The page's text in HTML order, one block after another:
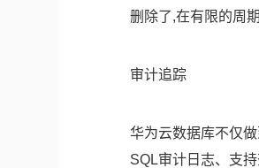
删除了,在有限的周
审计追踪
华为云数据库不仅
SQL审计日志、支